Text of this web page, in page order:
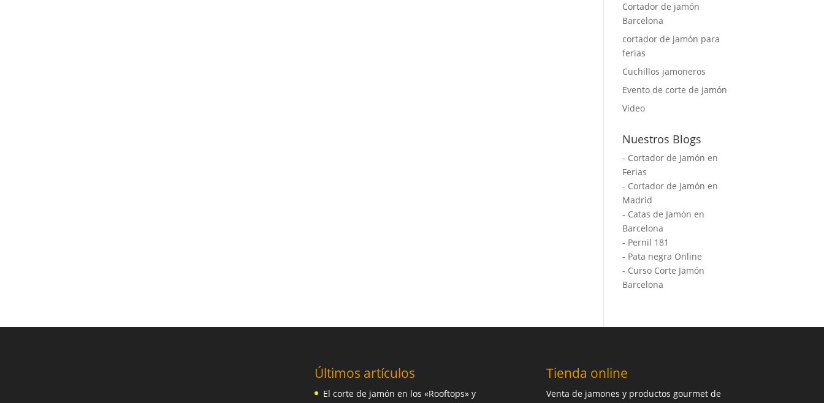
Cortador de jamón
Barcelona
cortador de jamón para
ferias
Cuchillos jamoneros
Evento de corte de jamón
Vídeo
Nuestros Blogs
- Cortador de Jamón en
Ferias
- Cortador de Jamón en
Madrid
- Catas de Jamón en
Barcelona
- Pernil 181
- Pata negra Online
- Curso Corte Jamón
Barcelona
Últimos artículos
El corte de jamón en los «Rooftops» y
Tienda online
Venta de jamones y productos gourmet de